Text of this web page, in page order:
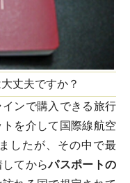
丈夫ですか？
ンで購入できる旅行
を介して国際線航空
したが、その中で最
てからパスポートの